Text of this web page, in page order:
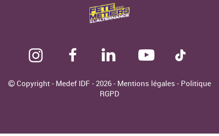
Copyright - Medef IDF - 2026 - Mentions légales - Politique
RGPD